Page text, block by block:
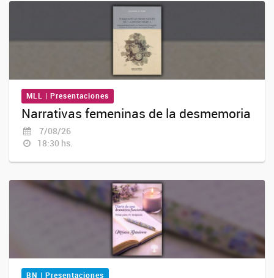
MLL | Presentaciones
Narrativas femeninas de la desmemoria
7/08/26
18:30 hs.
BN | Presentaciones